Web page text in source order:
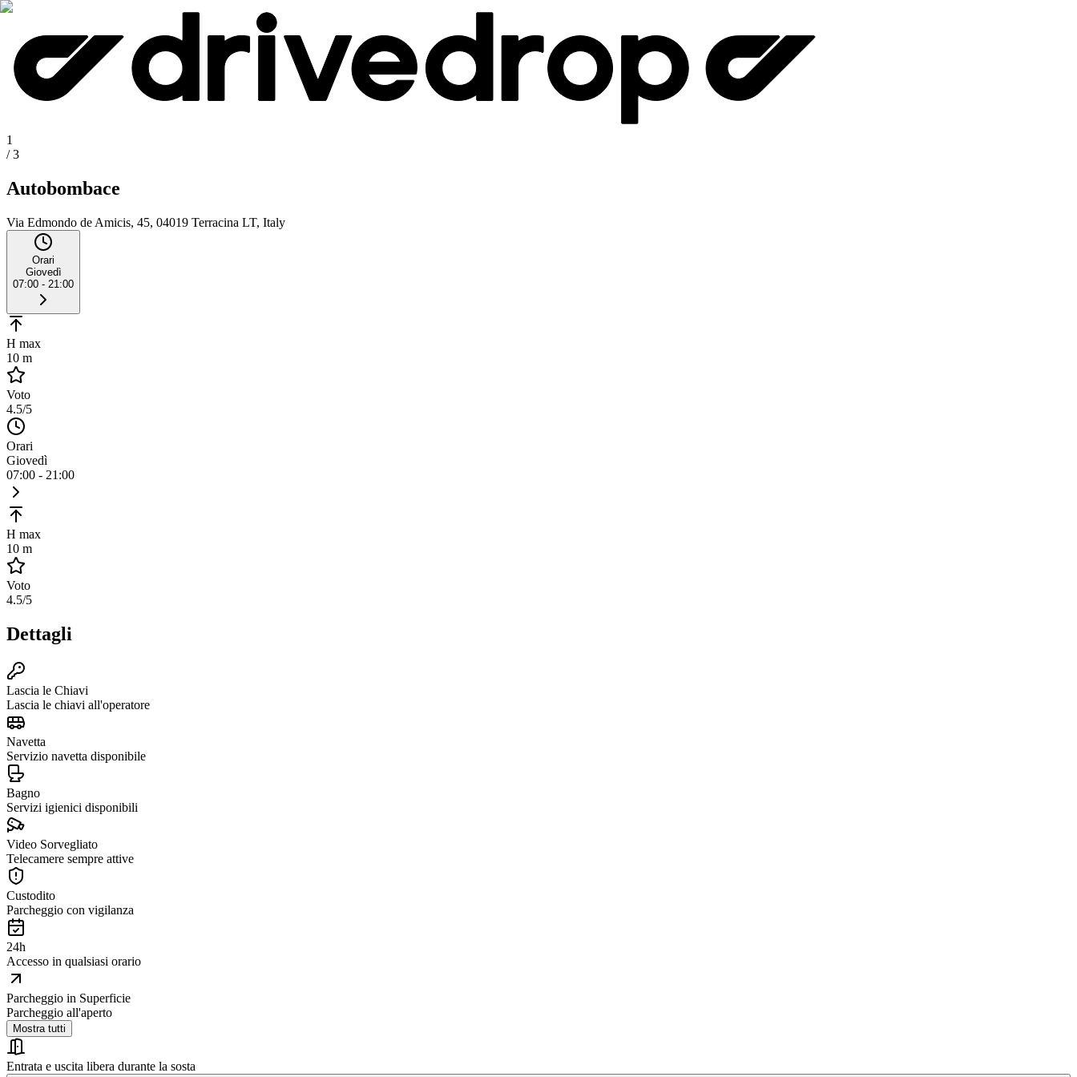
1
/3
Autobombace
Via Edmondo de Amicis, 45, 04019 Terracina LT, Italy
Orari
Giovedì
07:00 - 21:00
H max
10 m
Voto
4.5/5
Orari
Giovedì
07:00 - 21:00
H max
10 m
Voto
4.5/5
Dettagli
Lascia le Chiavi
Lascia le chiavi all'operatore
Navetta
Servizio navetta disponibile
Bagno
Servizi igienici disponibili
Video Sorvegliato
Telecamere sempre attive
Custodito
Parcheggio con vigilanza
24h
Accesso in qualsiasi orario
Parcheggio in Superficie
Parcheggio all'aperto
Mostra tutti
Entrata e uscita libera durante la sosta